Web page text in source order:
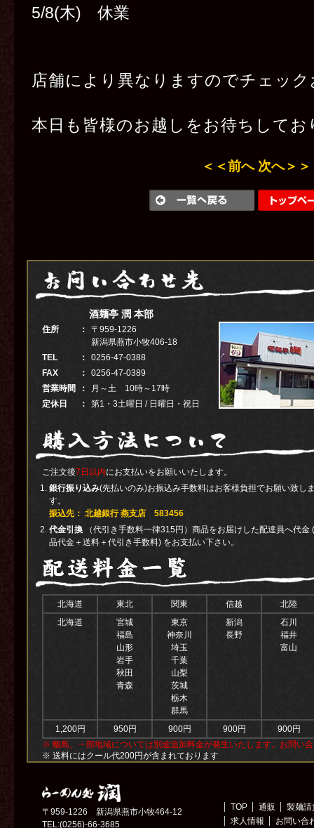
5/8(木) 休業
店舗により異なりますのでチェッ
本日も皆様のお越しをお待ちしてお
＜＜前へ 次へ＞＞
酒麺亭 潤 本部
住所 ：
〒959-1226
新潟県燕市小牧406-18
TEL
：
0256-47-0388
FAX
：
0256-47-0389
営業時間
：
月～土 10時～17時
定休日
： 第1・3土曜日 / 日曜日・祝日
ご注文後7日以内にお支払いをお願いいたします。
銀行振り込み(先払いのみ)お振込み手数料はお客様負担でお願い致し
す。
振込先： 北越銀行 燕支店 583456
代金引換 （代引き手数料一律315円）商品をお届けした配達員へ代金
品代金＋送料＋代引き手数料) をお支払い下さい。
北海道 東北 関東 信越
北陸
北海道
宮城
福島
山形
岩手
秋田
青森
東京
神奈川
埼玉
千葉
山梨
茨城
栃木
群馬
新潟
長野
石川
福井
富山
1,200円 950円 900円 900円
900円
※ 離島、一部地域については別途追加料金が発生いたします。お問い
※ 送料にはクール代200円が含まれております
〒959-1226 新潟県燕市小牧464-12
TEL:(0256)-66-3685
TOP 通販
製麺請
求人情報
お問い合